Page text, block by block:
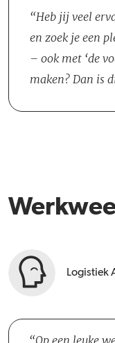
variërend van junior tot
in contact en zoekt
of advies op te halen.
werk je samen met
afdeling, Commercie
Heb jij veel
en zoek je een
– ook met ‘de
maken? Dan is
Logistiek
Op een leuke